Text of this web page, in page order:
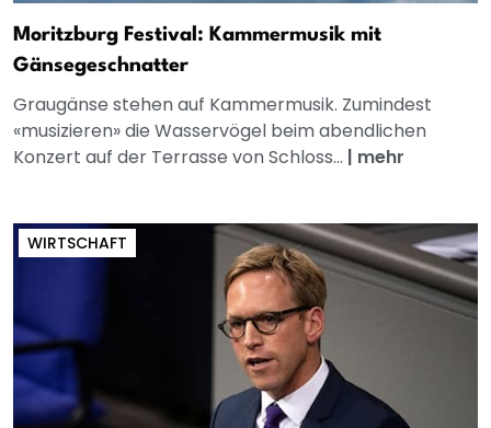
Moritzburg Festival: Kammermusik mit
Gänsegeschnatter
Graugänse stehen auf Kammermusik. Zumindest
«musizieren» die Wasservögel beim abendlichen
Konzert auf der Terrasse von Schloss... | mehr
WIRTSCHAFT